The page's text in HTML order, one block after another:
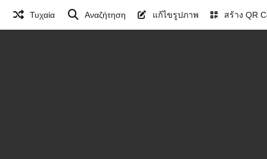
Τυχαία Αναζήτηση แก้ไขรูปภาพ สร้าง QR